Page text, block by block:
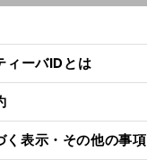
ィーバIDとは
く表示・その他の事項